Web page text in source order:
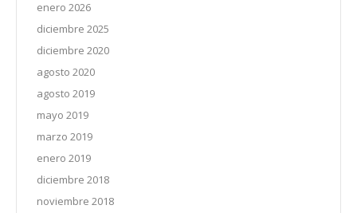
enero 2026
diciembre 2025
diciembre 2020
agosto 2020
agosto 2019
mayo 2019
marzo 2019
enero 2019
diciembre 2018
noviembre 2018